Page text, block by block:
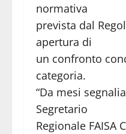
normativa
prevista dal
apertura di
un confronto
categoria.
“Da mesi
Segretario
Regionale FAISA